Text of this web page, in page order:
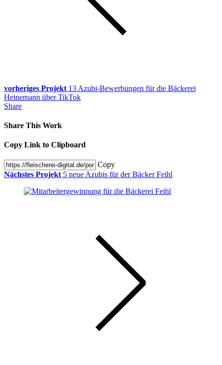
vorheriges Projekt 13 Azubi-Bewerbungen für die Bäckerei
Heinemann über TikTok
Share
Share This Work
Copy Link to Clipboard
Copy
Nächstes Projekt 5 neue Azubis für der Bäcker Feihl